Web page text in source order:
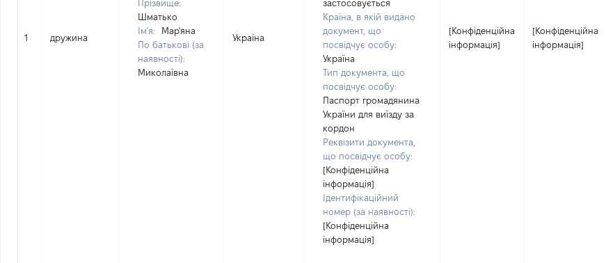
1 дружина
Прізвище:
Шматько
Ім'я:
Мар'яна
По батькові (за
наявності):
Миколаївна
Україна
застосовується
Країна, в якій видано
документ, що
посвідчує особу:
Україна
Тип документа, що
посвідчує особу:
Паспорт громадянина
України для виїзду за
кордон
Реквізити документа,
що посвідчує особу:
[Конфіденційна
інформація]
Ідентифікаційний
номер (за наявності):
[Конфіденційна
інформація]
[Конфіденційна
інформація]
[Конфіденційна
інформація]